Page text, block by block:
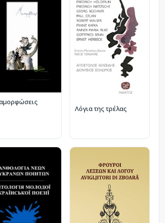
Λόγια της τρέλας